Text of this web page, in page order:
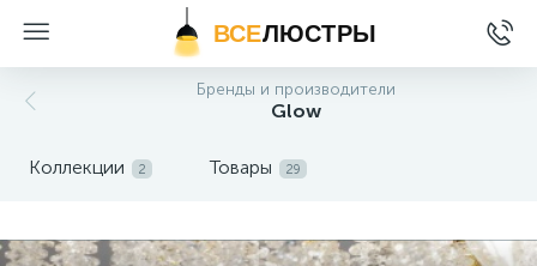
ВСЕЛЮСТРЫ
Бренды и производители
Glow
Коллекции 2 Товары 29